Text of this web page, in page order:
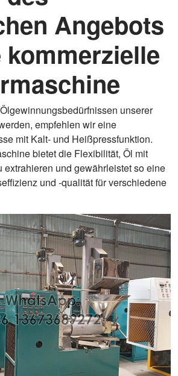
Angebots
unserer
empfehlen wir eine
mit Kalt- und Heißpressfunktion.
bietet die Flexibilität, Öl mit
extrahieren und gewährleistet so eine
und -qualität für verschiedene